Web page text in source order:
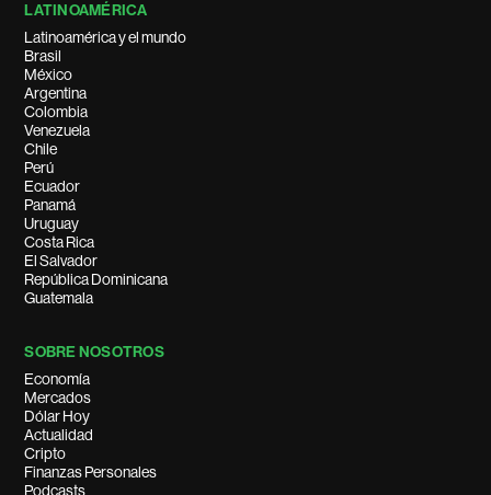
LATINOAMÉRICA
Latinoamérica y el mundo
Brasil
México
Argentina
Colombia
Venezuela
Chile
Perú
Ecuador
Panamá
Uruguay
Costa Rica
El Salvador
República Dominicana
Guatemala
SOBRE NOSOTROS
Economía
Mercados
Dólar Hoy
Actualidad
Cripto
Finanzas Personales
Podcasts